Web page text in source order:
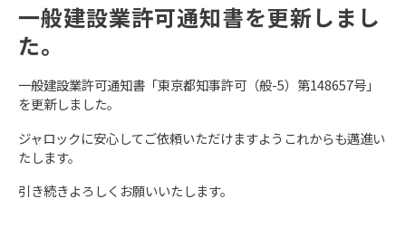
カタログダウンロード
ジャロックコラム
採用情報
オンラインショップ
一般建設業許可通知書を更新しまし
た。
一般建設業許可通知書「東京都知事許可（般-5）第148657号​」
を更新しました。
ジャロックに安心してご依頼いただけますようこれからも邁進い
たします。
引き続きよろしくお願いいたします。